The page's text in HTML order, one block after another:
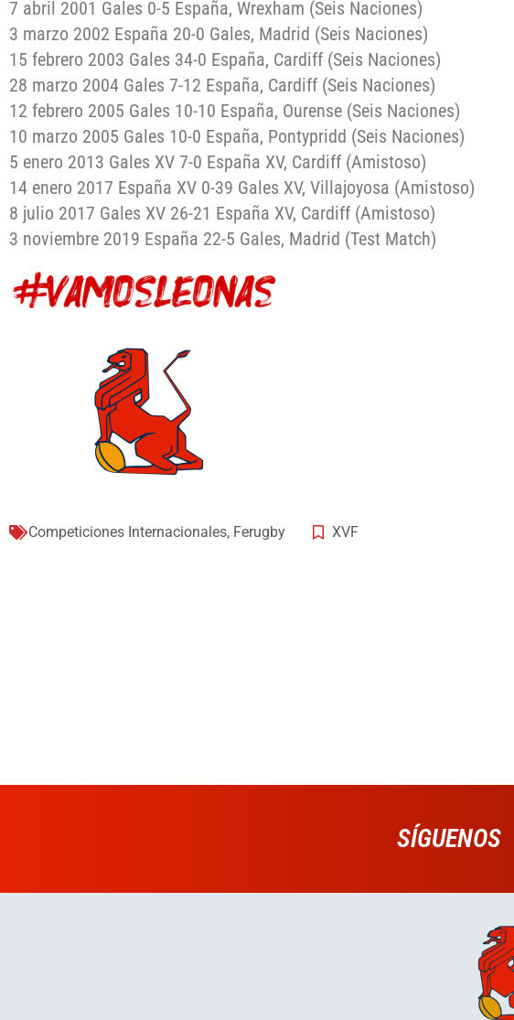
7 abril 2001 Gales 0-5 España, Wrexham (Seis Naciones)
3 marzo 2002 España 20-0 Gales, Madrid (Seis Naciones)
15 febrero 2003 Gales 34-0 España, Cardiff (Seis Naciones)
28 marzo 2004 Gales 7-12 España, Cardiff (Seis Naciones)
12 febrero 2005 Gales 10-10 España, Ourense (Seis Naciones)
10 marzo 2005 Gales 10-0 España, Pontypridd (Seis Naciones)
5 enero 2013 Gales XV 7-0 España XV, Cardiff (Amistoso)
14 enero 2017 España XV 0-39 Gales XV, Villajoyosa (Amistoso)
8 julio 2017 Gales XV 26-21 España XV, Cardiff (Amistoso)
3 noviembre 2019 España 22-5 Gales, Madrid (Test Match)
Competiciones Internacionales, Ferugby XVF
SÍGUENOS